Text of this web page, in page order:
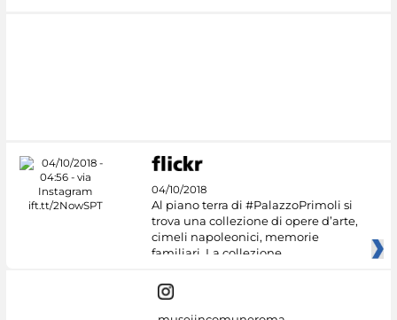
04/10/2018
Al piano terra di #PalazzoPrimoli si
trova una collezione di opere d’arte,
cimeli napoleonici, memorie
familiari. La collezione